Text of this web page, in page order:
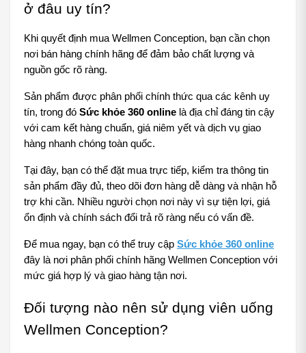
ở đâu uy tín?
Khi quyết định mua Wellmen Conception, bạn cần chọn
nơi bán hàng chính hãng để đảm bảo chất lượng và
nguồn gốc rõ ràng.
Sản phẩm được phân phối chính thức qua các kênh uy
tín, trong đó Sức khỏe 360 online là địa chỉ đáng tin cậy
với cam kết hàng chuẩn, giá niêm yết và dịch vụ giao
hàng nhanh chóng toàn quốc.
Tại đây, bạn có thể đặt mua trực tiếp, kiểm tra thông tin
sản phẩm đầy đủ, theo dõi đơn hàng dễ dàng và nhận hỗ
trợ khi cần. Nhiều người chọn nơi này vì sự tiện lợi, giá
ổn định và chính sách đổi trả rõ ràng nếu có vấn đề.
Để mua ngay, bạn có thể truy cập Sức khỏe 360 online
đây là nơi phân phối chính hãng Wellmen Conception với
mức giá hợp lý và giao hàng tận nơi.
Đối tượng nào nên sử dụng viên uống
Wellmen Conception?